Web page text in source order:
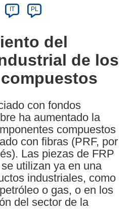
IT PL
del
de los
con fondos
ha aumentado la
compuestos
con fibras (PRF, por
Las piezas de FRP
utilizan ya en una
industriales, como
o gas, o en los
del sector de la